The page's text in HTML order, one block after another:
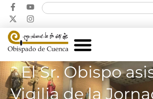
El Sr. Obispo
Vigilia de la